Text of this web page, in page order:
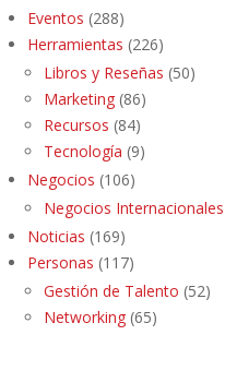
Eventos (288)
Herramientas (226)
Libros y Reseñas (50)
Marketing (86)
Recursos (84)
Tecnología (9)
Negocios (106)
Negocios Internacionales
Noticias (169)
Personas (117)
Gestión de Talento (52)
Networking (65)